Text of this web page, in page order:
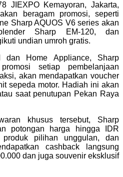
JIEXPO Kemayoran, Jakarta,
beragam promosi, seperti
Sharp AQUOS V6 series akan
Sharp EM-120, dan
undian umroh gratis.
dan Home Appliance, Sharp
setiap pembelanjaan
akan mendapatkan voucher
sepeda motor. Hadiah ini akan
saat penutupan Pekan Raya
khusus tersebut, Sharp
potongan harga hingga IDR
pilihan unggulan, dan
cashback langsung
dan juga souvenir eksklusif